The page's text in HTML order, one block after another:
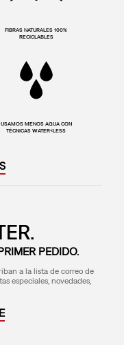
FIBRAS NATURALES 100%
RECICLABLES
USAMOS MENOS AGUA CON
TÉCNICAS WATER<LESS
PEDIDO.
a la lista de correo de
especiales, novedades,